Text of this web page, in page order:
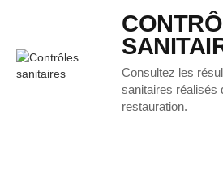
Consultez les
sanitaires réalisés
restauration.